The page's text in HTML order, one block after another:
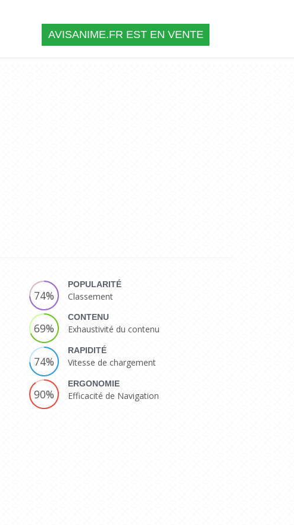
AVISANIME.FR EST EN VENTE
74%
POPULARITÉ
Classement
69%
CONTENU
Exhaustivité du contenu
74%
RAPIDITÉ
Vitesse de chargement
90%
ERGONOMIE
Efficacité de Navigation